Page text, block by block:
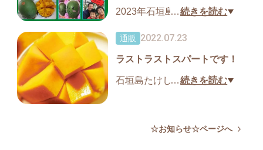
また来年よろしくお願い致し
2023年石垣島たけしの子育て
販売開始しました！！
生産が難しく作る農家がとっ
大手流通にのらないのでとっ
…続きを読む
通販 2022.07.23
ラストラストスパートです！
石垣島たけしのマンゴー
畑のアップルマンゴーが
…続きを読む
☆お知らせ☆ページへ